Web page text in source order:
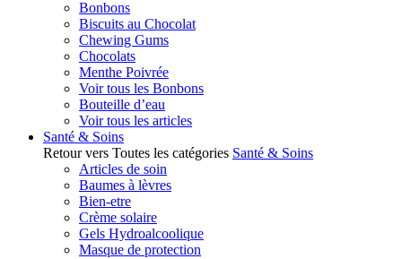
Bonbons
Biscuits au Chocolat
Chewing Gums
Chocolats
Menthe Poivrée
Voir tous les Bonbons
Bouteille d’eau
Voir tous les articles
Santé & Soins
Retour vers Toutes les catégories Santé & Soins
Articles de soin
Baumes à lèvres
Bien-etre
Crème solaire
Gels Hydroalcoolique
Masque de protection